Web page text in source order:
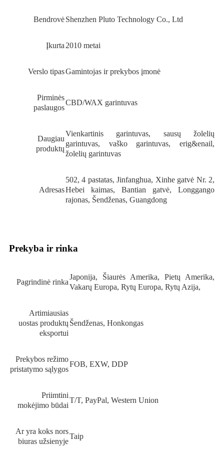
BendrovėShenzhen Pluto Technology Co., Ltd
Įkurta 2010 metai
Verslo tipasGamintojas ir prekybos įmonė
Pirminės
paslaugos
CBD/WAX garintuvas
Daugiau
produktų
Vienkartinis garintuvas, sausų žolelių
garintuvas, vaško garintuvas, erig&enail,
žolelių garintuvas
Adresas
502, 4 pastatas, Jinfanghua, Xinhe gatvė Nr. 2,
Hebei kaimas, Bantian gatvė, Longgango
rajonas, Šendženas, Guangdong
Prekyba ir rinka
Pagrindinė rinka
Japonija, Šiaurės Amerika, Pietų Amerika,
Vakarų Europa, Rytų Europa, Rytų Azija,
Artimiausias
uostas produktų
eksportui
Šendženas, Honkongas
Prekybos režimo
pristatymo sąlygos
FOB, EXW, DDP
Priimtini
mokėjimo būdai
T/T, PayPal, Western Union
Ar yra koks nors
biuras užsienyje
Taip